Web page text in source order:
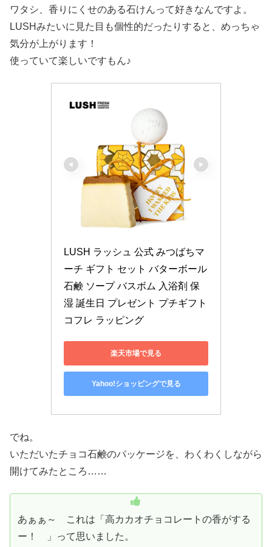
ワタシ、香りにくせのある石けんって好きなんですよ。
LUSHみたいに見た目も個性的だったりすると、めっちゃ
気分が上がります！
使っていて楽しいですもん♪
LUSH ラッシュ 公式 みつばちマ
ーチ ギフト セット バターボール
石鹸 ソープ バスボム 入浴剤 保
湿 誕生日 プレゼント プチギフト
コフレ ラッピング
楽天市場で見る
Yahoo!ショッピングで見る
でね。
いただいたチョコ石鹸のパッケージを、わくわくしながら
開けてみたところ……
あぁぁ～ これは「高カカオチョコレートの香がする
ー！ 」って思いました。